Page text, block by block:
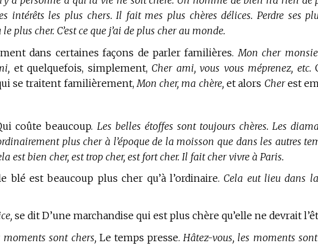
intérêts les plus chers. Il fait mes plus chères délices. Perdre ses
plus cher. C’est ce que j’ai de plus cher au monde.
dans certaines façons de parler familières. Mon cher
et quelquefois, simplement, Cher ami, vous vous méprenez, etc.
se traitent familièrement, Mon cher, ma chère, et alors Cherest
coûte beaucoup. Les belles étoffes sont toujours chères. Les
plus cher à l’époque de la moisson que dans les autres
est bien cher, est trop cher, est fort cher. Il fait cher vivre à Paris.
blé est beaucoup plus cher qu’à l’ordinaire. Cela eut lieu dans
se dit D’une marchandise qui est plus chère qu’elle ne devrait
moments sont chers, Le temps presse. Hâtez-vous, les moments